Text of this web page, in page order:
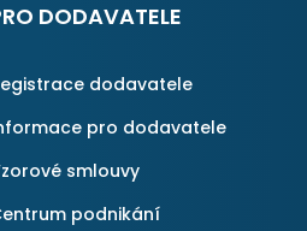
DODAVATELE
dodavatele
pro dodavatele
smlouvy
podnikání